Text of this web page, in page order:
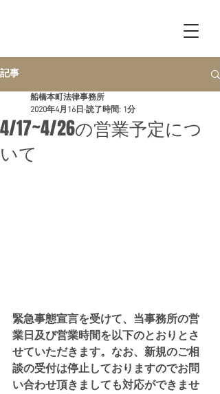
記事
4/17~4/26の営業予定につ
いて
船橋本町法律事務所
2020年4月16日 読了時間: 1分
緊急事態宣言を受けて、当事務所の営
業日及び営業時間を以下のとおりとさ
せていただきます。なお、新規のご相
談の受付は停止しておりますのでお問
い合わせ頂きましても対応ができませ